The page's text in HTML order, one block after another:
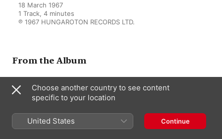
18 March 1967
1 Track, 4 minutes
℗ 1967 HUNGAROTON RECORDS LTD.
From the Album
Lieder 3.
Wehner,Alfonz Bartha
György
Miklós
Márta Szirmay
Choose another country to see content
specific to your location
United States Continue